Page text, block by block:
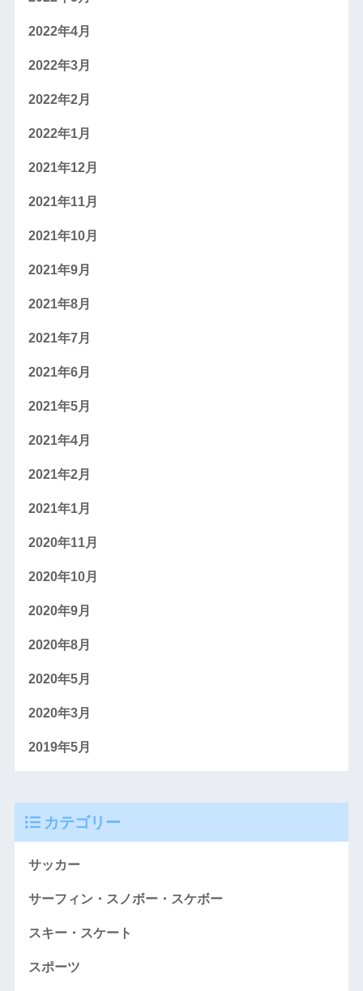
2022年4月
2022年3月
2022年2月
2022年1月
2021年12月
2021年11月
2021年10月
2021年9月
2021年8月
2021年7月
2021年6月
2021年5月
2021年4月
2021年2月
2021年1月
2020年11月
2020年10月
2020年9月
2020年8月
2020年5月
2020年3月
2019年5月
カテゴリー
サッカー
サーフィン・スノボー・スケボー
スキー・スケート
スポーツ